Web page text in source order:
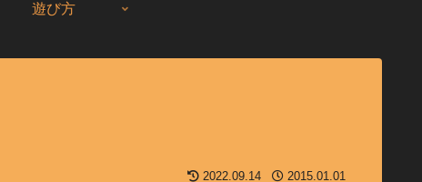
遊び方
2022.09.14 2015.01.01